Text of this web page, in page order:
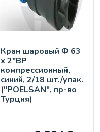
Кран шaровый Ф 63
х 2"ВР
компрессионный,
синий, 2/18 шт./упак.
("POELSAN", пр-во
Турция)